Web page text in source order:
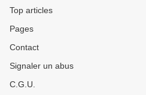
Top articles
Pages
Contact
Signaler un abus
C.G.U.